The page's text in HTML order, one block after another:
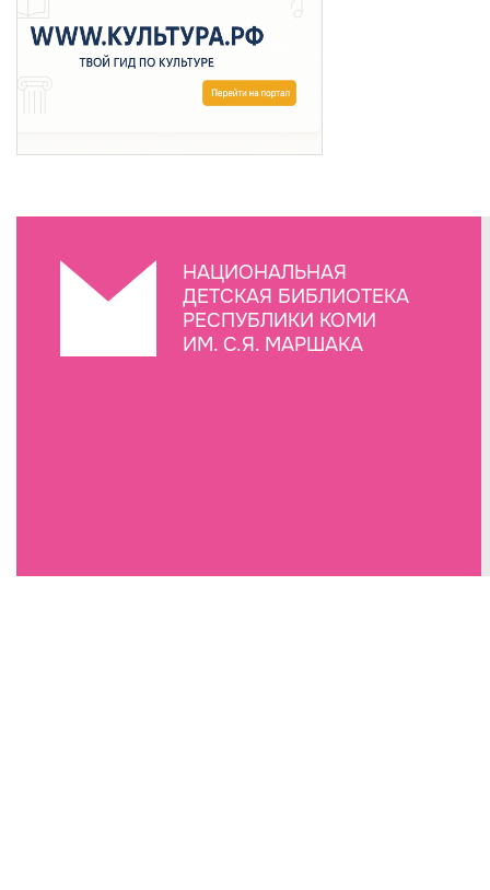
НАЦИОНАЛЬНАЯ
ДЕТСКАЯ БИБЛИОТЕКА
РЕСПУБЛИКИ КОМИ
ИМ. С.Я. МАРШАКА